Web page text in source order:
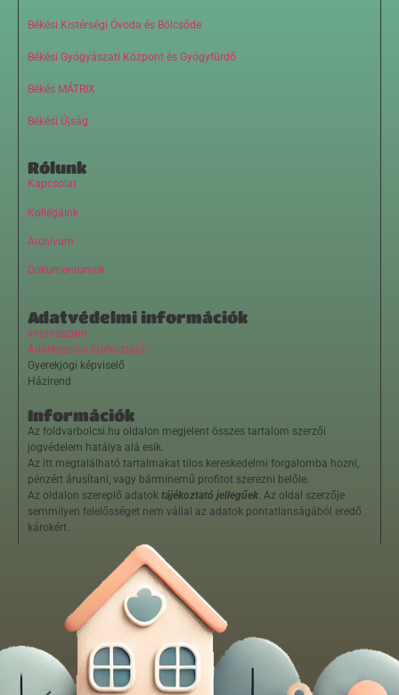
Békési Kistérségi Óvoda és Bölcsőde
Békési Gyógyászati Központ és Gyógyfürdő
Békés MÁTRIX
Békési Újság
Rólunk
Kapcsolat
Kollégáink
Archívum
Dokumentumok
Adatvédelmi információk
Impresszum
Adatkezelési tájékoztató
Gyerekjogi képviselő
Házirend
Információk
Az foldvarbolcsi.hu oldalon megjelent összes tartalom szerzői
jogvédelem hatálya alá esik.
Az itt megtalálható tartalmakat tilos kereskedelmi forgalomba hozni,
pénzért árusítani, vagy bárminemű profitot szerezni belőle.
Az oldalon szereplő adatok tájékoztató jellegűek . Az oldal szerzője
semmilyen felelősséget nem vállal az adatok pontatlanságából eredő
károkért.